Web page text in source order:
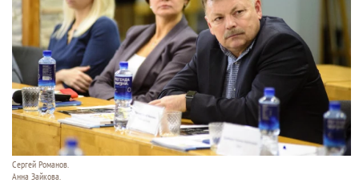
Сергей Романов.
Анна Зайкова.